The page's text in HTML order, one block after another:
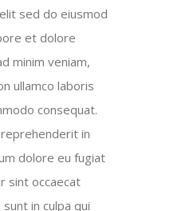
sed do eiusmod
et dolore
minim veniam,
ullamco laboris
consequat.
in
dolore eu fugiat
sint occaecat
in culpa qui